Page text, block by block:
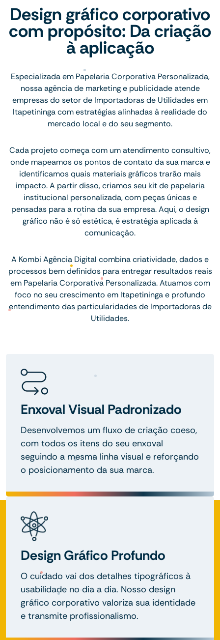
Design gráfico corporativo
com propósito: Da criação
à aplicação
Especializada em Papelaria Corporativa Personalizada,
nossa agência de marketing e publicidade atende
empresas do setor de Importadoras de Utilidades em
Itapetininga com estratégias alinhadas à realidade do
mercado local e do seu segmento.
Cada projeto começa com um atendimento consultivo,
onde mapeamos os pontos de contato da sua marca e
identificamos quais materiais gráficos trarão mais
impacto. A partir disso, criamos seu kit de papelaria
institucional personalizada, com peças únicas e
pensadas para a rotina da sua empresa. Aqui, o design
gráfico não é só estética, é estratégia aplicada à
comunicação.
A Kombi Agência Digital combina criatividade, dados e
processos bem definidos para entregar resultados reais
em Papelaria Corporativa Personalizada. Atuamos com
foco no seu crescimento em Itapetininga e profundo
entendimento das particularidades de Importadoras de
Utilidades.
Enxoval Visual Padronizado
Desenvolvemos um fluxo de criação coeso,
com todos os itens do seu enxoval
seguindo a mesma linha visual e reforçando
o posicionamento da sua marca.
Design Gráfico Profundo
O cuidado vai dos detalhes tipográficos à
usabilidade no dia a dia. Nosso design
gráfico corporativo valoriza sua identidade
e transmite profissionalismo.